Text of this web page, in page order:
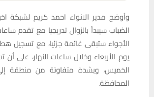
وأوضح مدير الانواء احمد كريم لشبكة
الضباب سيبدأ بالزوال تدريجيا مع تقدم
الأجواء ستبقى غائمة جزئيا، مع تسجيل
يوم الأربعاء وخلال ساعات النهار، على
الخميس، وبشدة متفاوتة من منطقة
المحافظة.